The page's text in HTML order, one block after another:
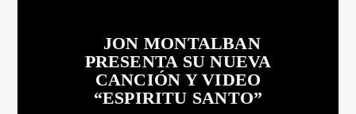
JON MONTALBAN
PRESENTA SU NUEVA
CANCIÓN Y VIDEO
“ESPIRITU SANTO”